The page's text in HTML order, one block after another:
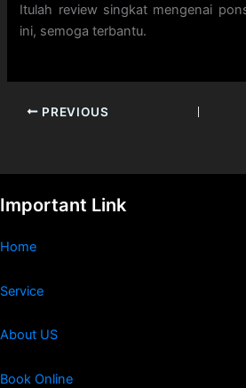
Itulah review singkat mengenai
ini, semoga terbantu.
PREVIOUS
Important Link
Home
Service
About US
Book Online